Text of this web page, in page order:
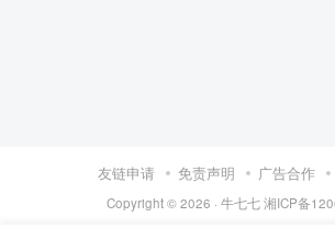
友链申请 免责声明 广告合作
Copyright © 2026 · 牛七七湘ICP备